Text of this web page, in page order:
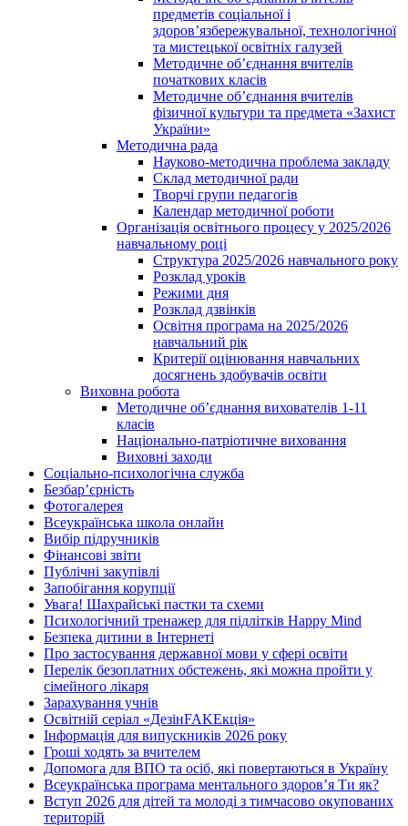
предметів соціальної і
здоров’язбережувальної, технологічної
та мистецької освітніх галузей
Методичне об’єднання вчителів
початкових класів
Методичне об’єднання вчителів
фізичної культури та предмета «Захист
України»
Методична рада
Науково-методична проблема закладу
Склад методичної ради
Творчі групи педагогів
Календар методичної роботи
Організація освітнього процесу у 2025/2026
навчальному році
Структура 2025/2026 навчального року
Розклад уроків
Режими дня
Розклад дзвінків
Освітня програма на 2025/2026
навчальний рік
Критерії оцінювання навчальних
досягнень здобувачів освіти
Виховна робота
Методичне об’єднання вихователів 1-11
класів
Національно-патріотичне виховання
Виховні заходи
Соціально-психологічна служба
Безбар’єрність
Фотогалерея
Всеукраїнська школа онлайн
Вибір підручників
Фінансові звіти
Публічні закупівлі
Запобігання корупції
Увага! Шахрайські пастки та схеми
Психологічний тренажер для підлітків Happy Mind
Безпека дитини в Інтернеті
Про застосування державної мови у сфері освіти
Перелік безоплатних обстежень, які можна пройти у
сімейного лікаря
Зарахування учнів
Освітній серіал «ДезінFAKEкція»
Інформація для випускників 2026 року
Гроші ходять за вчителем
Допомога для ВПО та осіб, які повертаються в Україну
Всеукраїнська програма ментального здоров’я Ти як?
Вступ 2026 для дітей та молоді з тимчасово окупованих
територій